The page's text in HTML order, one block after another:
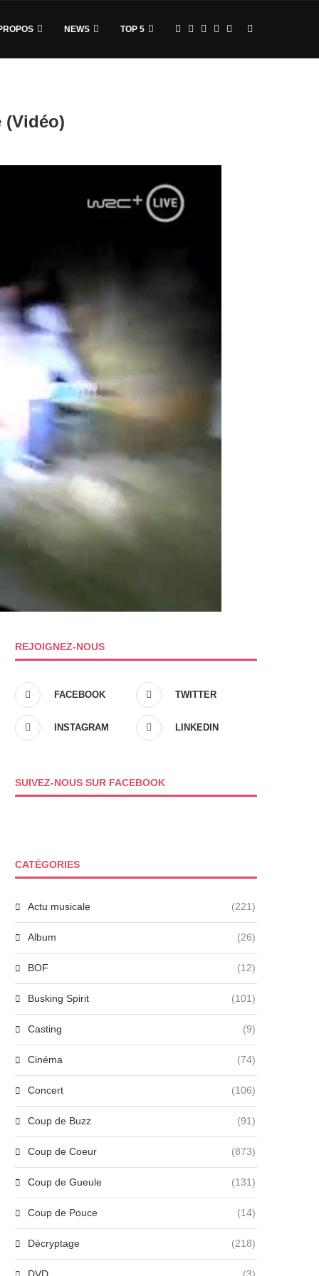
NEWS TOP 5
REJOIGNEZ-NOUS
FACEBOOK TWITTER
INSTAGRAM LINKEDIN
SUIVEZ-NOUS SUR FACEBOOK
CATÉGORIES
Actu musicale (221)
Album (26)
BOF (12)
Busking Spirit (101)
Casting (9)
Cinéma (74)
Concert (106)
Coup de Buzz (91)
Coup de Coeur (873)
Coup de Gueule (131)
Coup de Pouce (14)
Décryptage (218)